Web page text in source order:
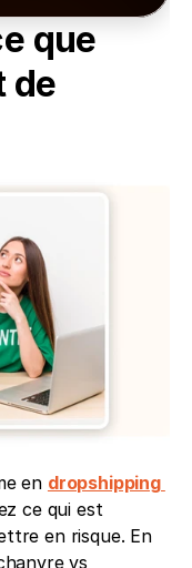
que
de
en dropshipping
ce qui est
en risque. En
vs